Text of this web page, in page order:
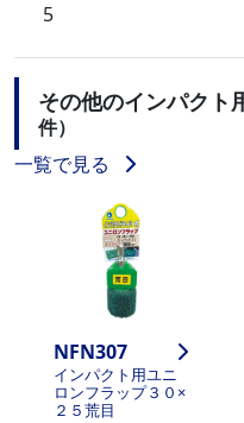
5
その他のインパクト
件）
一覧で見る
NFN307
インパクト用ユニ
ロンフラップ３０×
２５荒目